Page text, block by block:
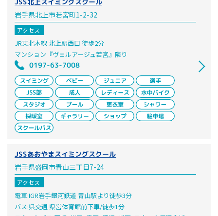
JSS北上スイミングスクール
岩手県北上市若宮町1-2-32
アクセス
JR東北本線 北上駅西口 徒歩2分
マンション『ヴェルアージュ若宮』隣り
0197-63-7008
JSSあおやまスイミングスクール
岩手県盛岡市青山三丁目7-24
アクセス
電車:IGR岩手銀河鉄道 青山駅より徒歩3分
バス:県交通 県営体育館前下車/徒歩1分